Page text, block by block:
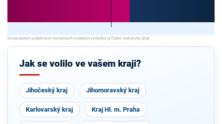
Jak se volilo ve vašem kraji?
Jihočeský kraj Jihomoravský kraj
Karlovarský kraj Kraj Hl. m. Praha